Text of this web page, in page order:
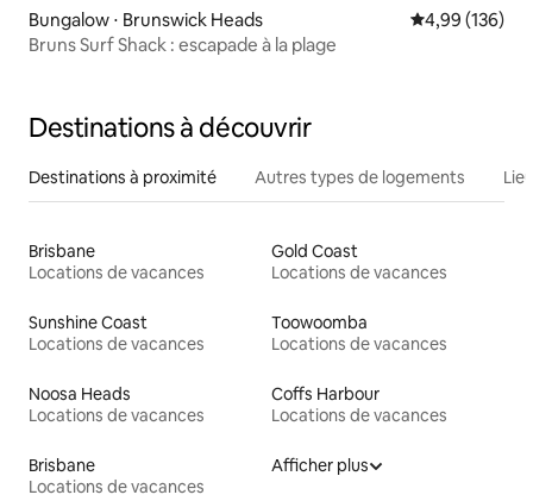
Bungalow ⋅ Brunswick Heads Évaluation
4,99 (136)
Bruns Surf Shack : escapade à la plage
Destinations à découvrir
Destinations à proximité Autres types de logements
Brisbane
Locations de vacances
Gold Coast
Locations de vacances
Sunshine Coast
Locations de vacances
Toowoomba
Locations de vacances
Noosa Heads
Locations de vacances
Coffs Harbour
Locations de vacances
Brisbane
Locations de vacances
Afficher plus